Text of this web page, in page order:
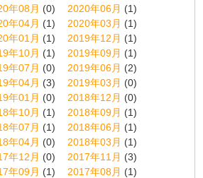
年08月 (0) 2020年06月 (1)
年04月 (1) 2020年03月 (1)
年01月 (1) 2019年12月 (1)
年10月 (1) 2019年09月 (1)
年07月 (0) 2019年06月 (2)
年04月 (3) 2019年03月 (0)
年01月 (0) 2018年12月 (0)
年10月 (1) 2018年09月 (1)
年07月 (1) 2018年06月 (1)
年04月 (0) 2018年03月 (1)
年12月 (0) 2017年11月 (3)
年09月 (1) 2017年08月 (1)